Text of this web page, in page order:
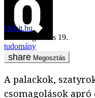
Qubit.hu
2020. augusztus 19.
tudomány
Megosztás
A palackok,
csomagolások